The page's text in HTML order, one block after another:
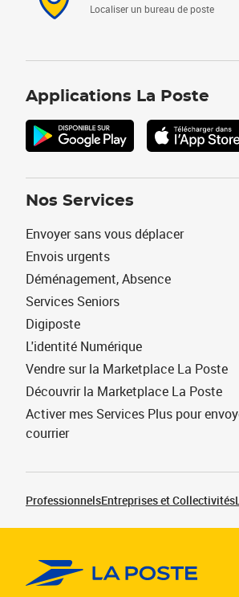
Localiser un bureau de poste
Applications La Poste
Nos Services
Envoyer sans vous déplacer
Envois urgents
Déménagement, Absence
Services Seniors
Digiposte
L'identité Numérique
Vendre sur la Marketplace La Poste
Découvrir la Marketplace La Poste
Activer mes Services Plus pour
courrier
ProfessionnelsEntreprises et Collectivités